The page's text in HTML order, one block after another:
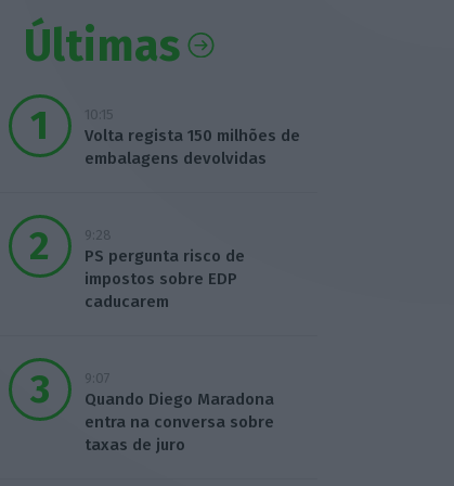
Últimas
10:15
Volta regista 150 milhões de
embalagens devolvidas
9:28
PS pergunta risco de
impostos sobre EDP
caducarem
9:07
Quando Diego Maradona
entra na conversa sobre
taxas de juro